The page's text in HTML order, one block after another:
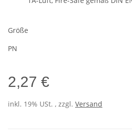
Größe
PN
2,27 €
inkl. 19% USt. , zzgl. Versand